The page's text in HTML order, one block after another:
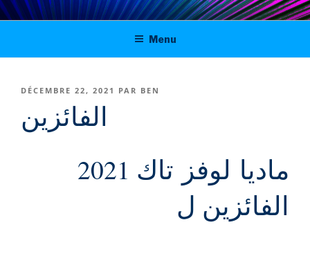
Aller
au
principal
Digital solutions for viable journalism
in Tunisia, Morocco and Algeria
Menu
PUBLIÉ
DÉCEMBRE 22, 2021 PAR BEN
الفائزين
2021 ماديا لوفز تاك
الفائزين ل